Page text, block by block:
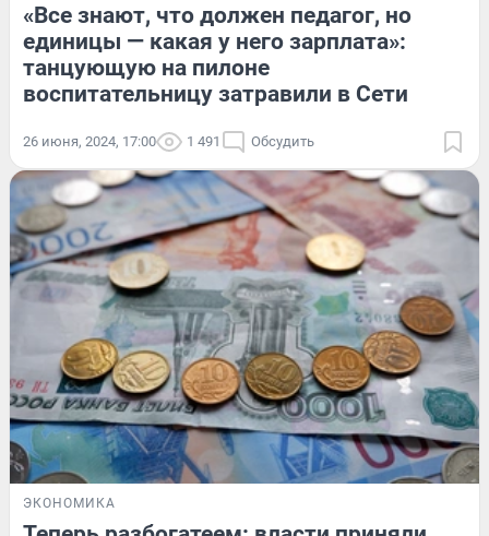
«Все знают, что должен педагог, но
единицы — какая у него зарплата»:
танцующую на пилоне
воспитательницу затравили в Сети
26 июня, 2024, 17:00 1 491 Обсудить
ЭКОНОМИКА